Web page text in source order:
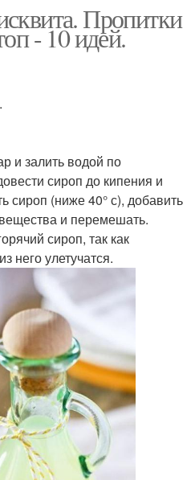
Пропитки
- 10 идей.
и залить водой по
сироп до кипения и
сироп (ниже 40° с), добавить
и перемешать.
сироп, так как
него улетучатся.